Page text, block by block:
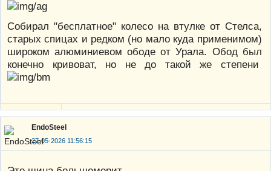
Собирал "бесплатное" колесо на втулке от Стелса,
старых спицах и редком (но мало куда применимом)
широком алюминиевом ободе от Урала. Обод был
конечно кривоват, но не до такой же степени
EndoSteel
27-05-2026 11:56:15